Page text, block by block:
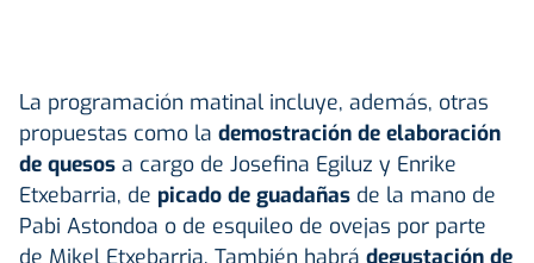
La programación matinal incluye, además, otras
propuestas como la demostración de elaboración
de quesos a cargo de Josefina Egiluz y Enrike
Etxebarria, de picado de guadañas de la mano de
Pabi Astondoa o de esquileo de ovejas por parte
de Mikel Etxebarria. También habrá degustación de